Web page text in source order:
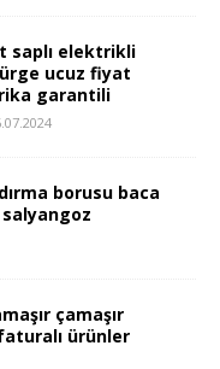
saplı elektrikli
ucuz fiyat
garantili
borusu baca
çamaşır
ürünler